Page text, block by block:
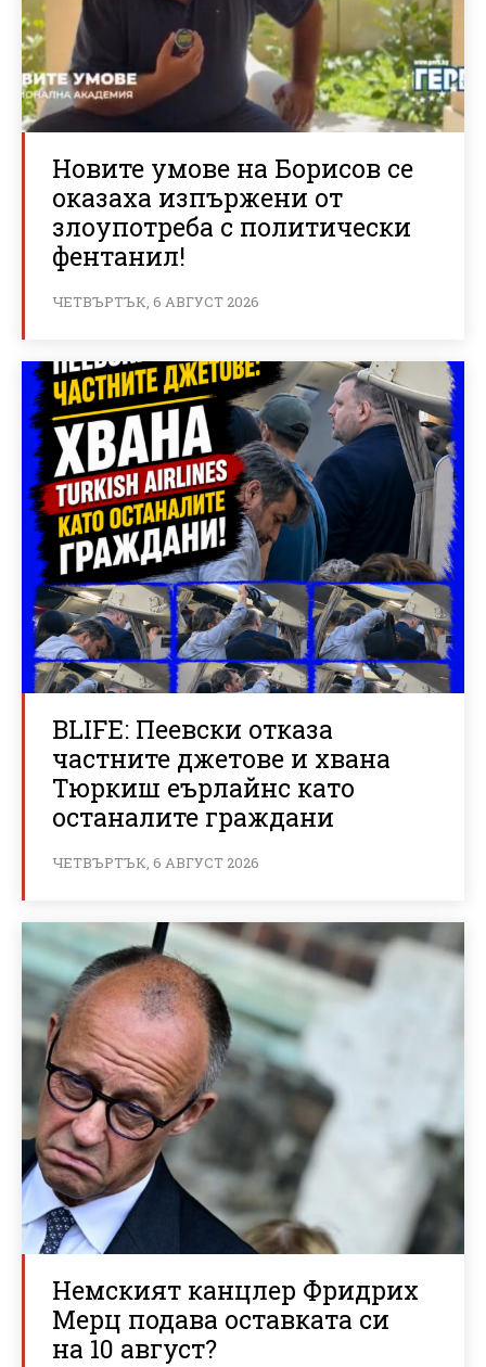
Новите умове на Борисов се
оказаха изпържени от
злоупотреба с политически
фентанил!
ЧЕТВЪРТЪК, 6 АВГУСТ 2026
BLIFE: Пеевски отказа
частните джетове и хвана
Тюркиш еърлайнс като
останалите граждани
ЧЕТВЪРТЪК, 6 АВГУСТ 2026
Немският канцлер Фридрих
Мерц подава оставката си
на 10 август?